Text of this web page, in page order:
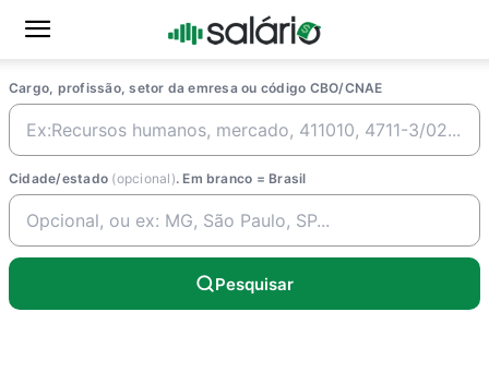
Cargo, profissão, setor da emresa ou código CBO/CNAE
Cidade/estado (opcional). Em branco = Brasil
Pesquisar